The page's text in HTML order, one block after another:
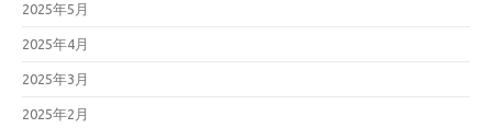
2025年5月
2025年4月
2025年3月
2025年2月